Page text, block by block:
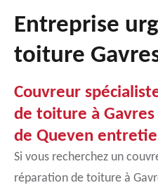
Entreprise
toiture
Couvreur
de toiture à Gavres
de Queven
Si vous recherchez un
réparation de toiture à